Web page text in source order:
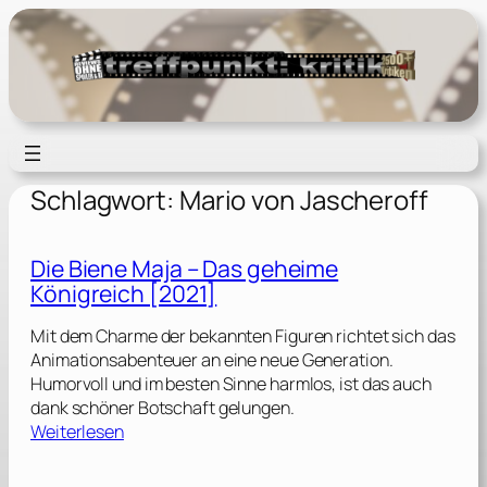
Zum
Inhalt
springen
Schlagwort: Mario von Jascheroff
Die Biene Maja – Das geheime
Königreich [2021]
Mit dem Charme der bekannten Figuren richtet sich das
Animationsabenteuer an eine neue Generation.
Humorvoll und im besten Sinne harmlos, ist das auch
dank schöner Botschaft gelungen.
Weiterlesen: